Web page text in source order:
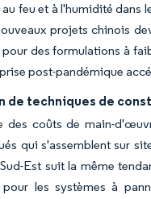
feu et à l'humidité dans
projets chinois
des formulations à
post-pandémique
de techniques de
des coûts de main-
qui s'assemblent sur
Est suit la même
les systèmes à